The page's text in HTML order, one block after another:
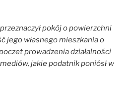
pokój o powierzchni
jego własnego mieszkania o
prowadzenia działalności
jakie podatnik poniósł w